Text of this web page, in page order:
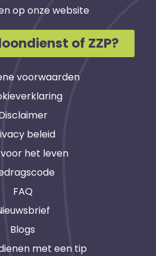
op onze website
of ZZP?
voorwaarden
beleid
het leven
FAQ
Blogs
met een tip